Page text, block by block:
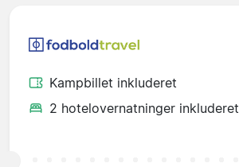
Kampbillet inkluderet
2 hotelovernatninger inkluderet